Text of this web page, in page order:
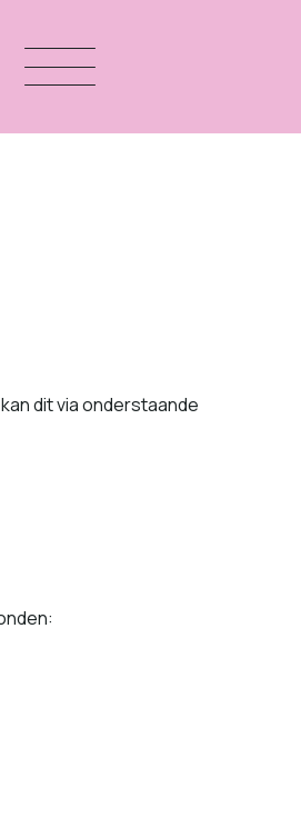
dit via onder­staande